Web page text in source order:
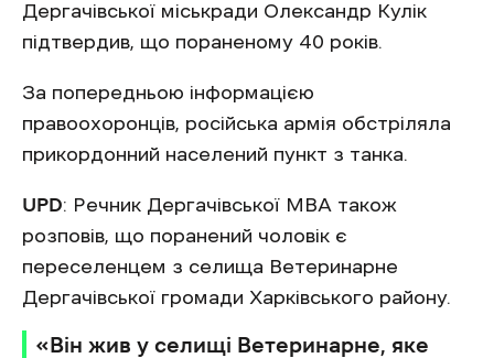
Дергачівської міськради Олександр Кулік
підтвердив, що пораненому 40 років.
За попередньою інформацією
правоохоронців, російська армія обстріляла
прикордонний населений пункт з танка.
UPD: Речник Дергачівської МВА також
розповів, що поранений чоловік є
переселенцем з селища Ветеринарне
Дергачівської громади Харківського району.
‎«Він жив у селищі Ветеринарне, яке